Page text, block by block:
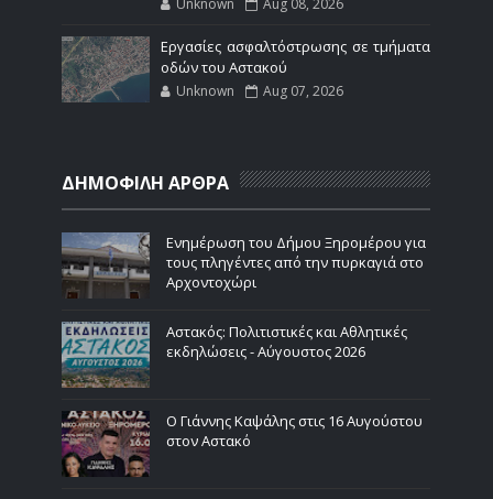
Unknown Aug 08, 2026
Εργασίες ασφαλτόστρωσης σε τμήματα
οδών του Αστακού
Unknown Aug 07, 2026
ΔΗΜΟΦΙΛΗ ΑΡΘΡΑ
Ενημέρωση του Δήμου Ξηρομέρου για
τους πληγέντες από την πυρκαγιά στο
Αρχοντοχώρι
Αστακός: Πολιτιστικές και Αθλητικές
εκδηλώσεις - Αύγουστος 2026
Ο Γιάννης Καψάλης στις 16 Αυγούστου
στον Αστακό